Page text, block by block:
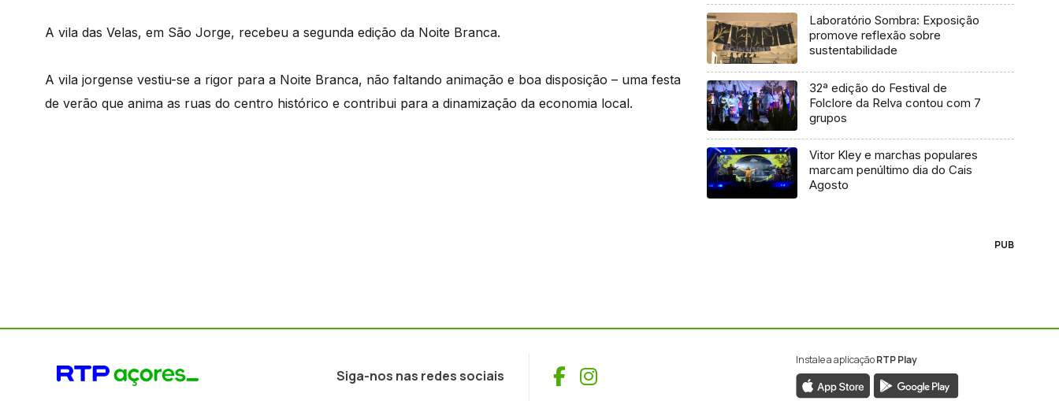
A vila das Velas, em São Jorge, recebeu a segunda edição da Noite Branca.
A vila jorgense vestiu-se a rigor para a Noite Branca, não faltando animação e boa disposição – uma festa
de verão que anima as ruas do centro histórico e contribui para a dinamização da economia local.
Laboratório Sombra: Exposição
promove reflexão sobre
sustentabilidade
32ª edição do Festival de
Folclore da Relva contou com 7
grupos
Vitor Kley e marchas populares
marcam penúltimo dia do Cais
Agosto
PUB
Siga-nos nas redes sociais Facebook
Instagram
Instale a aplicaçãoRTP Play